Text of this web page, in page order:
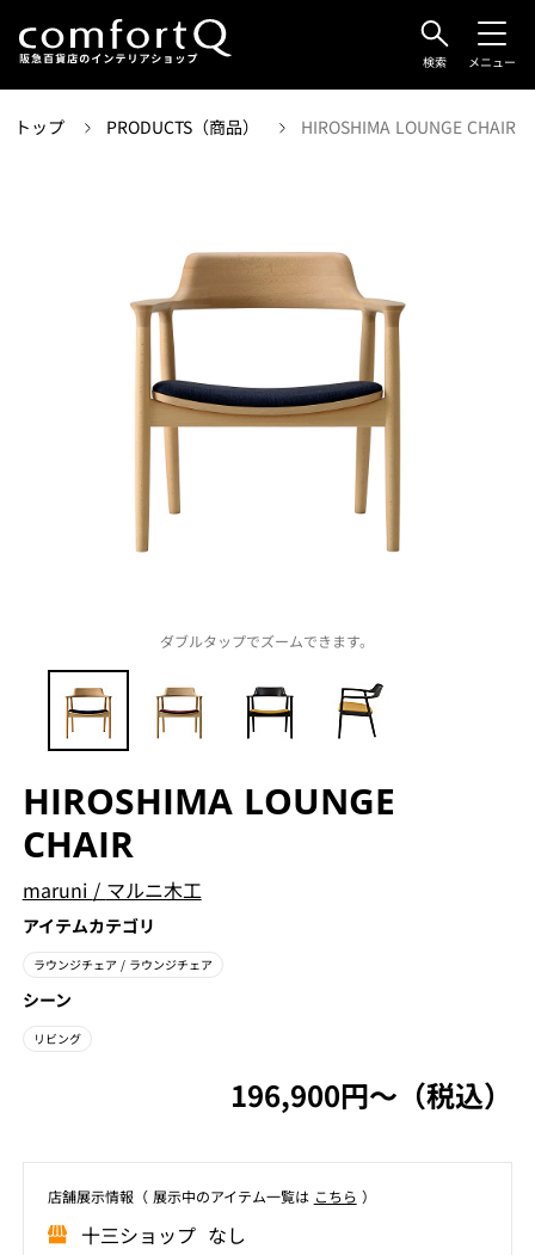
検索 メニュー
トップ PRODUCTS（商品） HIROSHIMA LOUNGE CHAIR
ダブルタップでズームできます。
HIROSHIMA LOUNGE
CHAIR
maruni / マルニ木工
アイテムカテゴリ
ラウンジチェア / ラウンジチェア
シーン
リビング
196,900円〜（税込）
店舗展⽰情報（ 展⽰中のアイテム⼀覧は こちら ）
⼗三ショップ なし